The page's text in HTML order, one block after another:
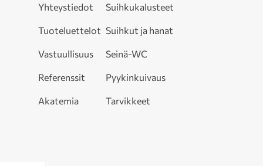
Yhteystiedot
Tuoteluettelot
Vastuullisuus
Referenssit
Akatemia
Suihkukalusteet
Suihkut ja hanat
Seinä-WC
Pyykinkuivaus
Tarvikkeet